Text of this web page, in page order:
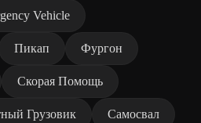
Vehicle
Пикап Фургон
Скорая Помощь
Грузовик Самосвал